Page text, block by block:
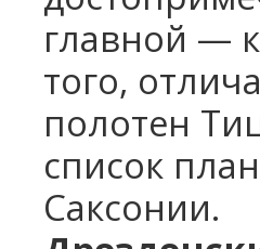
главной —
того,
полотен
список
Саксонии.